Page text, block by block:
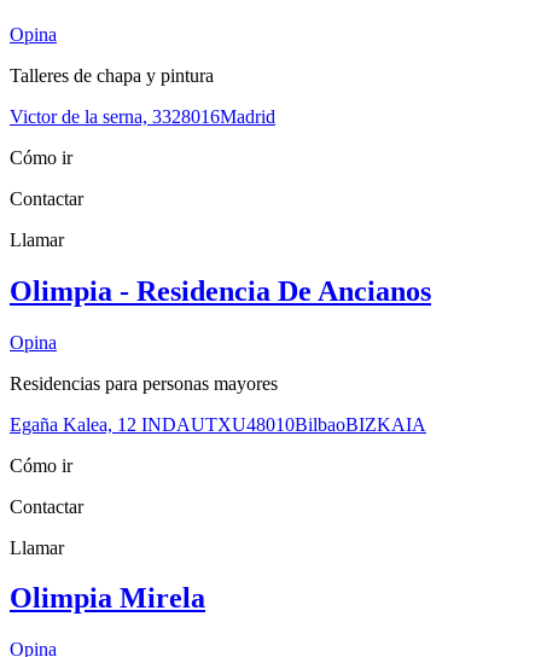
Opina
Talleres de chapa y pintura
Victor de la serna, 3328016Madrid
Cómo ir
Contactar
Llamar
Olimpia - Residencia De Ancianos
Opina
Residencias para personas mayores
Egaña Kalea, 12 INDAUTXU48010BilbaoBIZKAIA
Cómo ir
Contactar
Llamar
Olimpia Mirela
Opina